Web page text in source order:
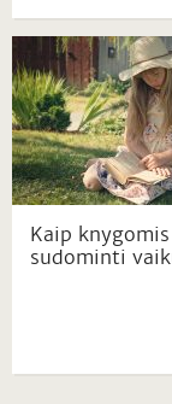
Kaip knygomis
sudominti